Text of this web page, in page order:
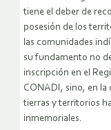
tiene el deber de
posesión de los
las comunidades
su fundamento no
inscripción en el
CONADI, sino, en la
tierras y territorios
inmemoriales.